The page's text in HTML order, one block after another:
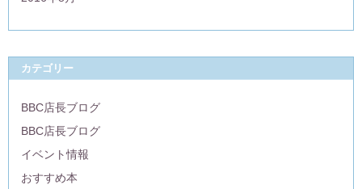
カテゴリー
BBC店長ブログ
BBC店長ブログ
イベント情報
おすすめ本